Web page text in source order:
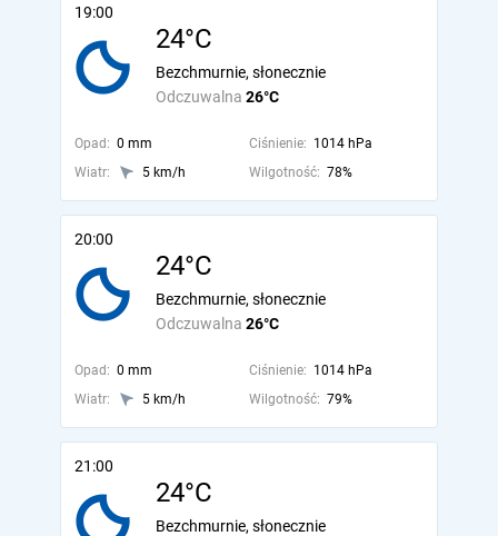
19:00
24°C
Odczuwalna 26°C
Bezchmurnie, słonecznie
Opad: 0 mm Ciśnienie: 1014 hPa
Wiatr:
5 km/h Wilgotność: 78%
20:00
24°C
Odczuwalna 26°C
Bezchmurnie, słonecznie
Opad: 0 mm Ciśnienie: 1014 hPa
Wiatr:
5 km/h Wilgotność: 79%
21:00
24°C
Bezchmurnie, słonecznie